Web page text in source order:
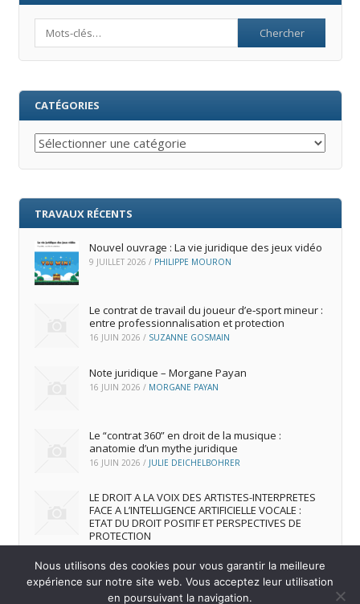
CATÉGORIES
Catégories
TRAVAUX RÉCENTS
Nouvel ouvrage : La vie juridique des jeux vidéo
9 JUILLET 2026 / PHILIPPE MOURON
Le contrat de travail du joueur d’e‑sport mineur :
entre professionnalisation et protection
16 JUIN 2026 / SUZANNE GOSMAIN
Note juridique – Morgane Payan
16 JUIN 2026 / MORGANE PAYAN
Le “contrat 360” en droit de la musique :
anatomie d’un mythe juridique
16 JUIN 2026 / JULIE DEICHELBOHRER
LE DROIT A LA VOIX DES ARTISTES-INTERPRETES
FACE A L’INTELLIGENCE ARTIFICIELLE VOCALE :
ETAT DU DROIT POSITIF ET PERSPECTIVES DE
PROTECTION
Nous utilisons des cookies pour vous garantir la meilleure
expérience sur notre site web. Vous acceptez leur utilisation
en poursuivant la navigation.